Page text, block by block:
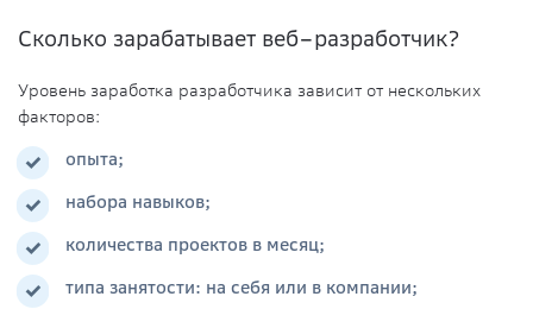
Сколько зарабатывает веб–разработчик?
Уровень заработка разработчика зависит от нескольких
факторов:
опыта;
набора навыков;
количества проектов в месяц;
типа занятости: на себя или в компании;